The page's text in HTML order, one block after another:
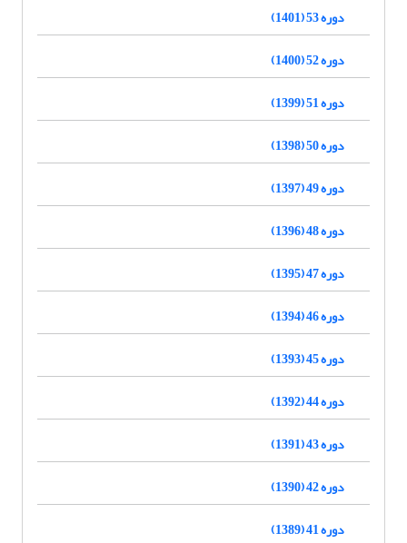
دوره 53 (1401)
دوره 52 (1400)
دوره 51 (1399)
دوره 50 (1398)
دوره 49 (1397)
دوره 48 (1396)
دوره 47 (1395)
دوره 46 (1394)
دوره 45 (1393)
دوره 44 (1392)
دوره 43 (1391)
دوره 42 (1390)
دوره 41 (1389)